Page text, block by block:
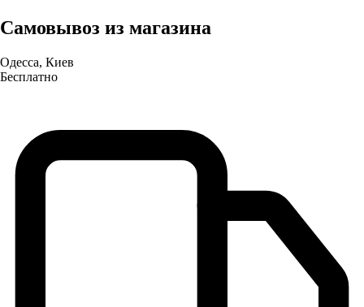
Самовывоз из магазина
Одесса, Киев
Бесплатно